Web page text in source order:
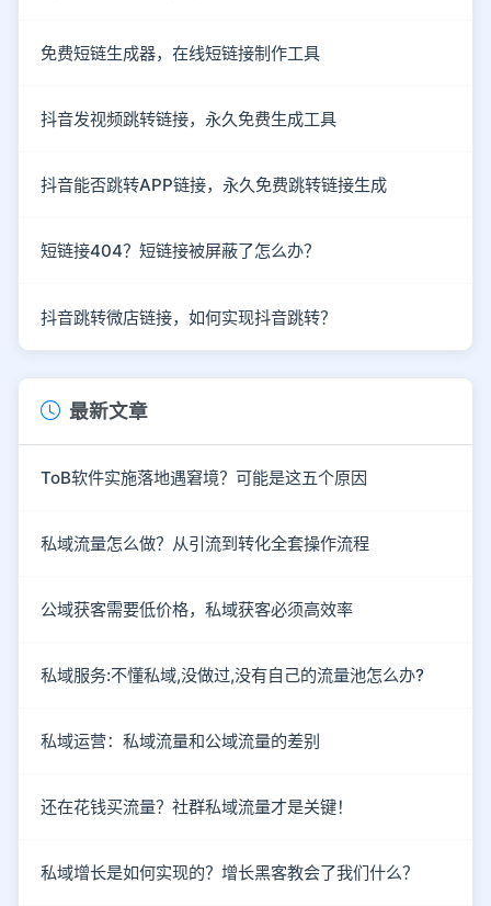
免费短链生成器，在线短链接制作工具
抖音发视频跳转链接，永久免费生成工具
抖音能否跳转APP链接，永久免费跳转链接生成
短链接404？短链接被屏蔽了怎么办？
抖音跳转微店链接，如何实现抖音跳转？
最新文章
ToB软件实施落地遇窘境？可能是这五个原因
私域流量怎么做？从引流到转化全套操作流程
公域获客需要低价格，私域获客必须高效率
私域服务:不懂私域,没做过,没有自己的流量池怎么办?
私域运营：私域流量和公域流量的差别
还在花钱买流量？社群私域流量才是关键！
私域增长是如何实现的？增长黑客教会了我们什么？